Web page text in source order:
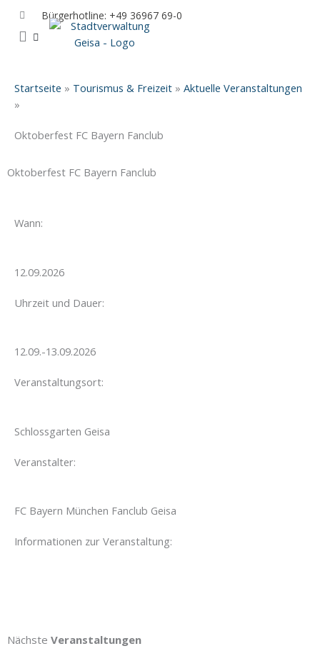
springen
Bürgerhotline: +49 36967 69-0
Startseite » Tourismus & Freizeit » Aktuelle Veranstaltungen
»
Oktoberfest FC Bayern Fanclub
Oktoberfest FC Bayern Fanclub
Wann:
12.09.2026
Uhrzeit und Dauer:
12.09.-13.09.2026
Veranstaltungsort:
Schlossgarten Geisa
Veranstalter:
FC Bayern München Fanclub Geisa
Informationen zur Veranstaltung:
Nächste Veranstaltungen